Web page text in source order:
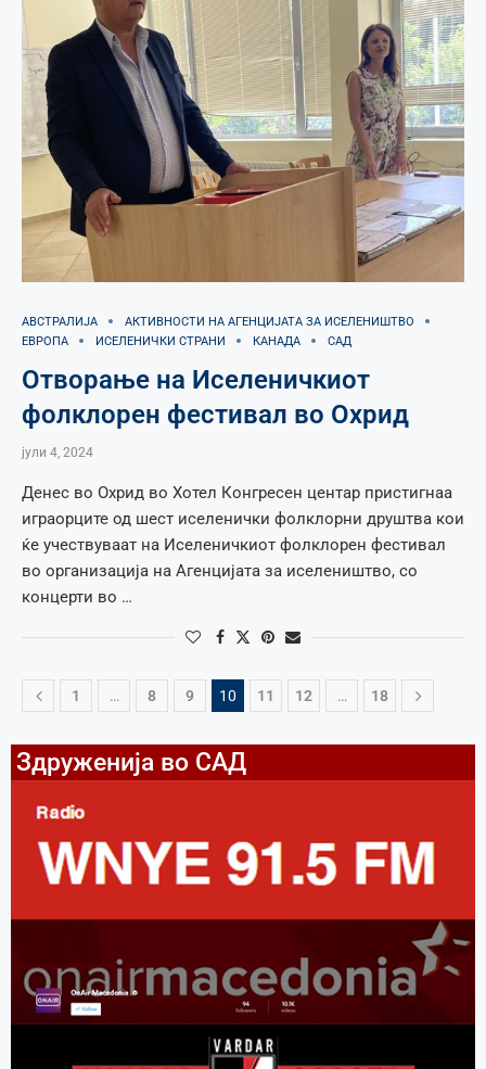
АВСТРАЛИЈА
АКТИВНОСТИ НА АГЕНЦИЈАТА ЗА ИСЕЛЕНИШТВО
ЕВРОПА
ИСЕЛЕНИЧКИ СТРАНИ КАНАДА САД
Отворање на Иселеничкиот
фолклорен фестивал во Охрид
јули 4, 2024
Денес во Охрид во Хотел Конгресен центар пристигнаа
играорците од шест иселенички фолклорни друштва кои
ќе учествуваат на Иселеничкиот фолклорен фестивал
во организација на Агенцијата за иселеништво, со
концерти во …
1 … 8 9 10 11 12 … 18
Здруженија во САД